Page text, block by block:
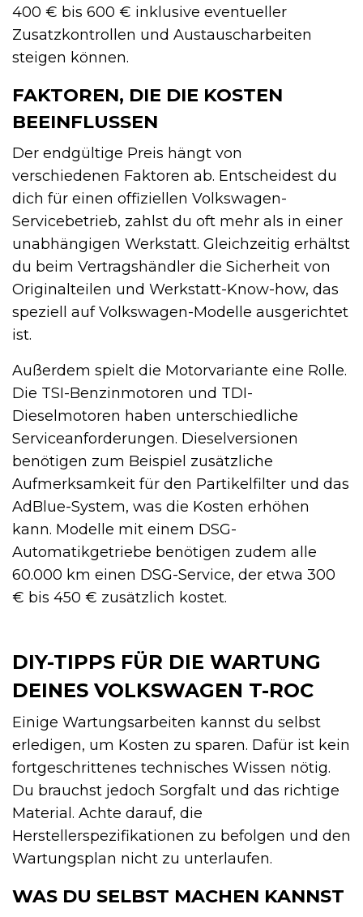
400 € bis 600 € inklusive eventueller
Zusatzkontrollen und Austauscharbeiten
steigen können.
FAKTOREN, DIE DIE KOSTEN
BEEINFLUSSEN
Der endgültige Preis hängt von
verschiedenen Faktoren ab. Entscheidest du
dich für einen offiziellen Volkswagen-
Servicebetrieb, zahlst du oft mehr als in einer
unabhängigen Werkstatt. Gleichzeitig erhältst
du beim Vertragshändler die Sicherheit von
Originalteilen und Werkstatt-Know-how, das
speziell auf Volkswagen-Modelle ausgerichtet
ist.
Außerdem spielt die Motorvariante eine Rolle.
Die TSI-Benzinmotoren und TDI-
Dieselmotoren haben unterschiedliche
Serviceanforderungen. Dieselversionen
benötigen zum Beispiel zusätzliche
Aufmerksamkeit für den Partikelfilter und das
AdBlue-System, was die Kosten erhöhen
kann. Modelle mit einem DSG-
Automatikgetriebe benötigen zudem alle
60.000 km einen DSG-Service, der etwa 300
€ bis 450 € zusätzlich kostet.
DIY-TIPPS FÜR DIE WARTUNG
DEINES VOLKSWAGEN T-ROC
Einige Wartungsarbeiten kannst du selbst
erledigen, um Kosten zu sparen. Dafür ist kein
fortgeschrittenes technisches Wissen nötig.
Du brauchst jedoch Sorgfalt und das richtige
Material. Achte darauf, die
Herstellerspezifikationen zu befolgen und den
Wartungsplan nicht zu unterlaufen.
WAS DU SELBST MACHEN KANNST